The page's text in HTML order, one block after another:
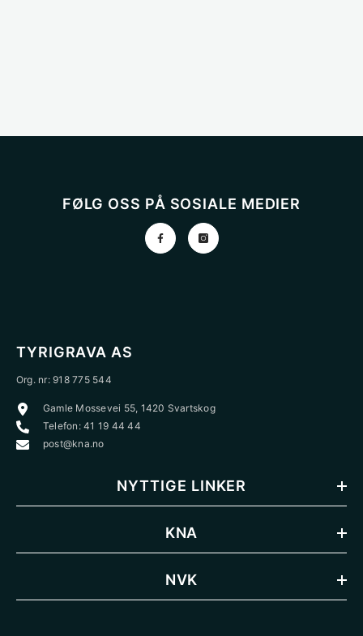
FØLG OSS PÅ SOSIALE MEDIER
TYRIGRAVA AS
Org. nr: 918 775 544
Gamle Mossevei 55, 1420 Svartskog
Telefon: 41 19 44 44
post@kna.no
NYTTIGE LINKER
KNA
NVK